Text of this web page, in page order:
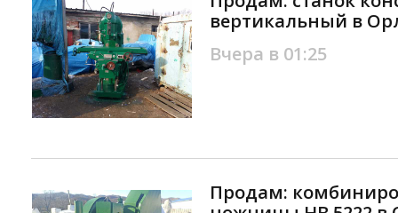
вертикальный в
Вчера в 01:25
Продам: